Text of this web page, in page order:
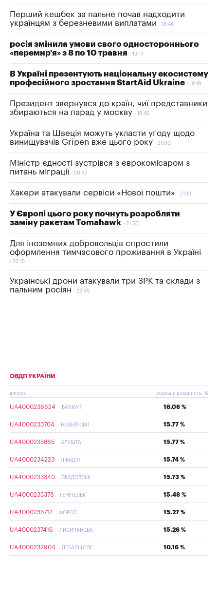
Перший кешбек за пальне почав надходити
українцям з березневими виплатами
18:46
росія змінила умови свого одностороннього
«перемир'я» з 8 по 10 травня
19:17
В Україні презентують національну екосистему
професійного зростання StartAid Ukraine
19:19
Президент звернувся до країн, чиї представники
збираються на парад у москву
19:45
Україна та Швеція можуть укласти угоду щодо
винищувачів Gripen вже цього року
20:10
Міністр єдності зустрівся з єврокомісаром з
питань міграції
20:47
Хакери атакували сервіси «Нової пошти» 21:13
У Європі цього року почнуть розробляти
заміну ракетам Tomahawk
21:50
Для іноземних добровольців спростили
оформлення тимчасового проживання в Україні
22:15
Українські дрони атакували три ЗРК та склади з
пальним росіян
22:45
ОВДП УКРАЇНИ
випуск реальна дохідність, %
UA4000236624 БАХМУТ 16.06 %
UA4000233704 НОВИЙ СВІТ 15.77 %
UA4000235865 АЛУШТА 15.77 %
UA4000234223 ЛІВАДІЯ 15.74 %
UA4000233340 СКАДОВСЬК 15.73 %
UA4000235378 ГЕНІЧЕСЬК 15.48 %
UA4000233712 ФОРОС 15.27 %
UA4000237416 ЛИСИЧАНСЬК 15.26 %
UA4000232904 ДЕБАЛЬЦЕВЕ 10.16 %